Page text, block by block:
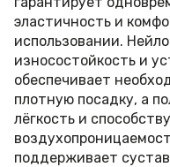
эластичность и
использовании.
износостойкость и
обеспечивает
плотную посадку, а
лёгкость и
поддерживает